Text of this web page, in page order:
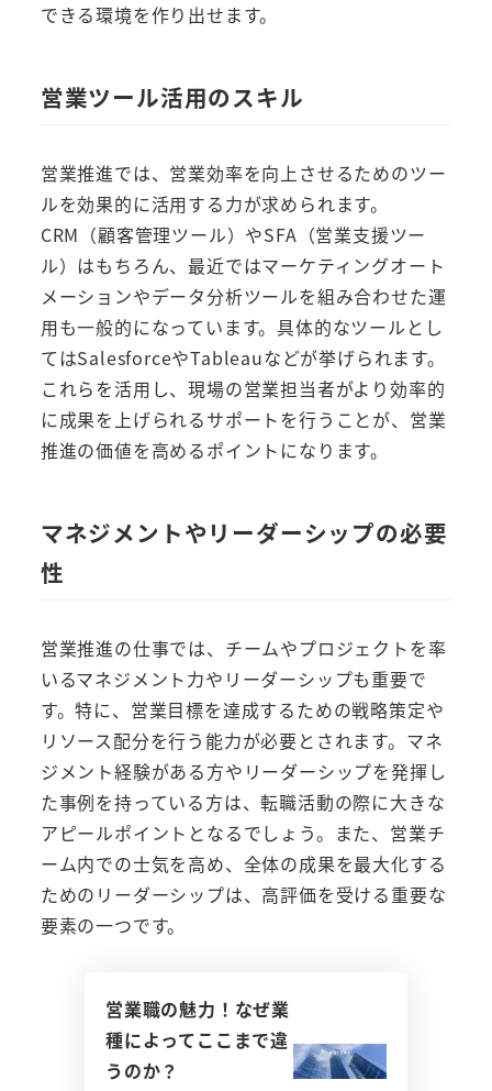
できる環境を作り出せます。
営業ツール活用のスキル
営業推進では、営業効率を向上させるためのツー
ルを効果的に活用する力が求められます。
CRM（顧客管理ツール）やSFA（営業支援ツー
ル）はもちろん、最近ではマーケティングオート
メーションやデータ分析ツールを組み合わせた運
用も一般的になっています。具体的なツールとし
てはSalesforceやTableauなどが挙げられます。
これらを活用し、現場の営業担当者がより効率的
に成果を上げられるサポートを行うことが、営業
推進の価値を高めるポイントになります。
マネジメントやリーダーシップの必要
性
営業推進の仕事では、チームやプロジェクトを率
いるマネジメント力やリーダーシップも重要で
す。特に、営業目標を達成するための戦略策定や
リソース配分を行う能力が必要とされます。マネ
ジメント経験がある方やリーダーシップを発揮し
た事例を持っている方は、転職活動の際に大きな
アピールポイントとなるでしょう。また、営業チ
ーム内での士気を高め、全体の成果を最大化する
ためのリーダーシップは、高評価を受ける重要な
要素の一つです。
営業職の魅力！なぜ業
種によってここまで違
うのか？